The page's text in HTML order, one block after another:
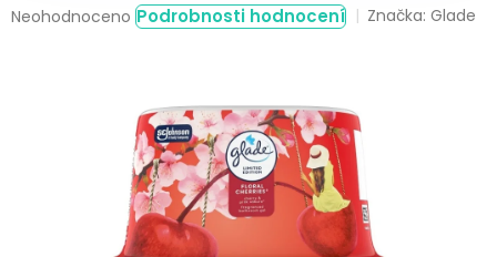
Průměrné
Neohodnoceno Podrobnosti hodnocení Značka:Glade